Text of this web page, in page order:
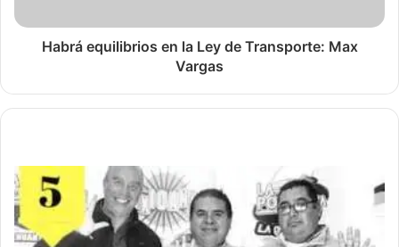
Habrá equilibrios en la Ley de Transporte: Max
Vargas